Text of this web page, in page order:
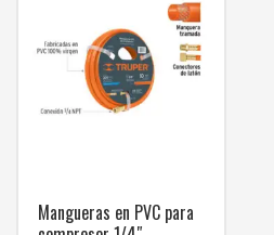
Mangueras en PVC para